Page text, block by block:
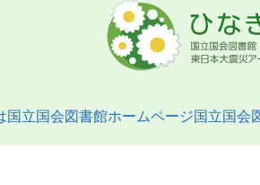
国立国会図書館ホームページ国立国会